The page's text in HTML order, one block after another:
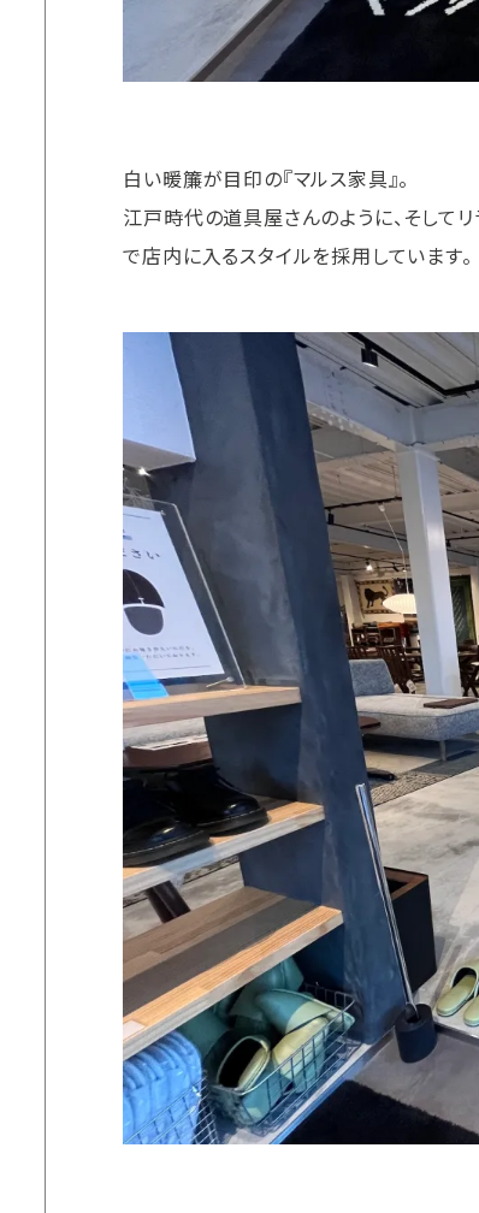
白い暖簾が目印の『マルス家具』。
江戸時代の道具屋さんのように、そして
で店内に入るスタイルを採用しています。